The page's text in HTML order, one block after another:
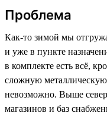
Проблема
Как-то зимой мы
и уже в пункте
в комплекте есть всё,
сложную
невозможно. Выше
магазинов и баз